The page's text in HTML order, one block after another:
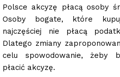
Polsce akcyzę płacą osoby
Osoby bogate, które
najczęściej nie płacą
Dlatego zmiany
celu spowodowanie, żeby
płacić akcyzę.